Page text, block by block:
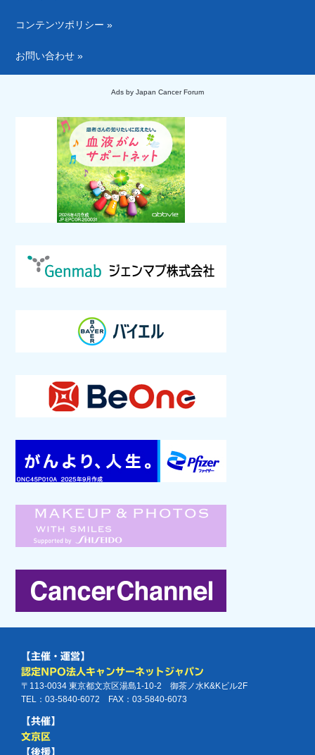
コンテンツポリシー »
お問い合わせ »
Ads by Japan Cancer Forum
【主催・運営】
認定NPO法人キャンサーネットジャパン
〒113-0034 東京都文京区湯島1-10-2 御茶ノ水K&Kビル2F
TEL：03-5840-6072 FAX：03-5840-6073
【共催】
文京区
【後援】